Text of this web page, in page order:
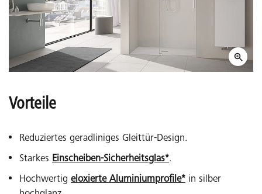
Vorteile
Reduziertes geradliniges Gleittür-Design.
Starkes Einscheiben-Sicherheitsglas*.
Hochwertig eloxierte Aluminiumprofile* in silber